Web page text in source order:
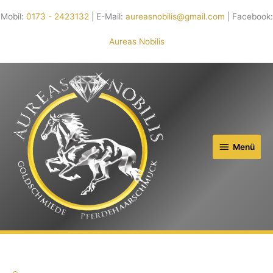
Mobil: 0173 - 2423132 | E-Mail: aureasnobilis@gmail.com | Facebook:
Aureas Nobilis
Menü